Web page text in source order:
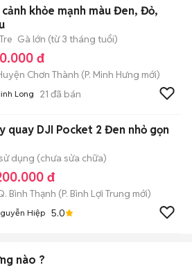
cảnh khỏe mạnh màu Đen, Đỏ,
Gà lớn (từ 3 tháng tuổi)
đ
Chơn Thành (P. Minh Hưng mới)
Long 21 đã bán
quay DJI Pocket 2 Đen nhỏ gọn
dụng (chưa sửa chữa)
đ
Bình Thạnh (P. Bình Lợi Trung mới)
Hiệp 5.0
nào ?